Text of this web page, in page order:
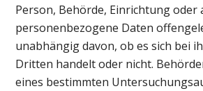
Person, Behörde, Einrichtung oder
personenbezogene Daten
unabhängig davon, ob es sich bei
Dritten handelt oder nicht.
eines bestimmten